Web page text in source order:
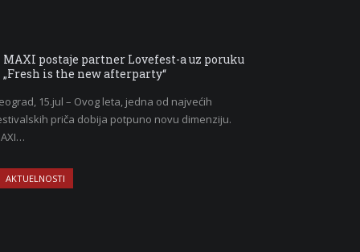
MAXI postaje partner Lovefest-a uz poruku
„Fresh is the new afterparty“
15.jul – Ovog leta, jedna od najvećih
priča dobija potpuno novu dimenziju.
AKTUELNOSTI